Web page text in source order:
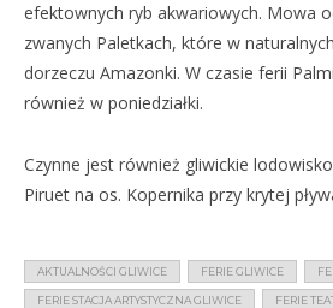
efektownych ryb akwariowych. Mowa
zwanych Paletkach, które w
dorzeczu Amazonki. W czasie ferii
również w poniedziałki.
Czynne jest również gliwickie
Piruet na os. Kopernika przy krytej
AKTUALNOŚCI GLIWICE FERIE GLIWICE
FERIE STACJA ARTYSTYCZNA GLIWICE FERIE